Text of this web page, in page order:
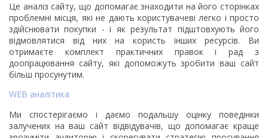
Це аналіз сайту, що допомагає знаходити на його сторінках
проблемні місця, які не дають користувачеві легко і просто
здійснювати покупки - і як результат підштовхують його
відмовлятися від них на користь інших ресурсів. Ви
отримаєте комплект практичних правок і рад з
доопрацювання сайту, які допоможуть зробити ваш сайт
більш просунутим.
WEB аналітика
Ми спостерігаємо і даємо подальшу оцінку поведінки
залучених на ваш сайт відвідувачів, що допомагає краще